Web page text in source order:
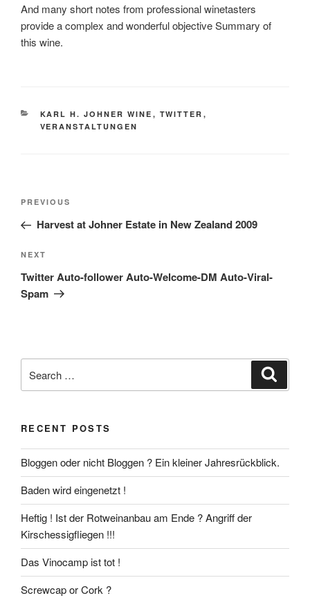
And many short notes from professional winetasters
provide a complex and wonderful objective Summary of
this wine.
CATEGORIES
KARL H. JOHNER WINE , TWITTER ,
VERANSTALTUNGEN
Post
Previous
Post
PREVIOUS
Harvest at Johner Estate in New Zealand 2009
Next
Post
NEXT
Twitter Auto-follower Auto-Welcome-DM Auto-Viral-
Spam
for:
RECENT POSTS
Bloggen oder nicht Bloggen ? Ein kleiner Jahresrückblick.
Baden wird eingenetzt !
Heftig ! Ist der Rotweinanbau am Ende ? Angriff der
Kirschessigfliegen !!!
Das Vinocamp ist tot !
Screwcap or Cork ?